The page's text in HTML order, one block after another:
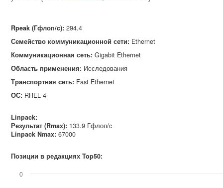
Rpeak (Гфлоп/c): 294.4
Семейство коммуникационной сети: Ethernet
Коммуникационная сеть: Gigabit Ethernet
Область применения: Исследования
Транспортная сеть: Fast Ethernet
ОС: RHEL 4
Linpack:
Результат (Rmax): 133.9 Гфлоп/c
Linpack Nmax: 67000
Позиции в редакциях Top50:
0